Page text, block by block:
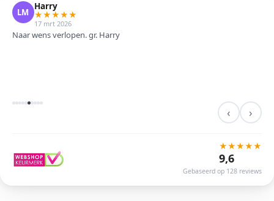
LM
Harry
★★★★★
17 mrt 2026
Naar wens verlopen. gr. Harry
‹ ›
★★★★★
9,6
Gebaseerd op 128 reviews